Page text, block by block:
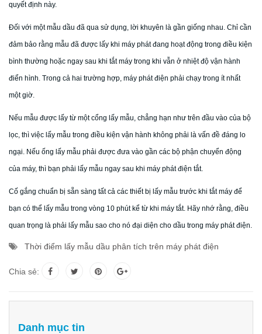
quyết định này.
Đối với một mẫu dầu đã qua sử dụng, lời khuyên là gần giống nhau. Chỉ cần
đảm bảo rằng mẫu đã được lấy khi máy phát đang hoạt động trong điều kiện
bình thường hoặc ngay sau khi tắt máy trong khi vẫn ở nhiệt độ vận hành
điển hình. Trong cả hai trường hợp, máy phát điện phải chạy trong ít nhất
một giờ.
Nếu mẫu được lấy từ một cổng lấy mẫu, chẳng hạn như trên đầu vào của bộ
lọc, thì việc lấy mẫu trong điều kiện vận hành không phải là vấn đề đáng lo
ngại. Nếu ống lấy mẫu phải được đưa vào gần các bộ phận chuyển động
của máy, thì bạn phải lấy mẫu ngay sau khi máy phát điện tắt.
Cố gắng chuẩn bị sẵn sàng tất cả các thiết bị lấy mẫu trước khi tắt máy để
bạn có thể lấy mẫu trong vòng 10 phút kể từ khi máy tắt. Hãy nhớ rằng, điều
quan trọng là phải lấy mẫu sao cho nó đại diện cho dầu trong máy phát điện.
Thời điểm lấy mẫu dầu phân tích trên máy phát điện
Chia sẻ:
Danh mục tin